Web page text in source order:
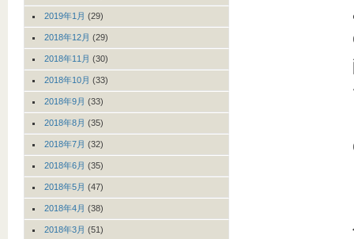
2019年1月 (29)
2018年12月 (29)
2018年11月 (30)
2018年10月 (33)
2018年9月 (33)
2018年8月 (35)
2018年7月 (32)
2018年6月 (35)
2018年5月 (47)
2018年4月 (38)
2018年3月 (51)